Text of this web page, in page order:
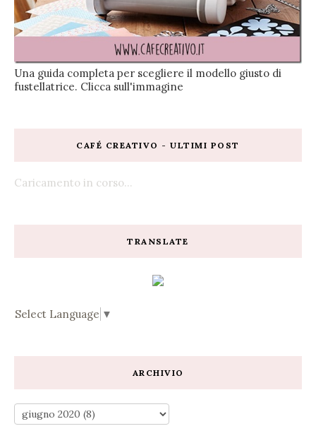
Una guida completa per scegliere il modello giusto di
fustellatrice. Clicca sull'immagine
CAFÉ CREATIVO - ULTIMI POST
Caricamento in corso...
TRANSLATE
Select Language ▼
ARCHIVIO